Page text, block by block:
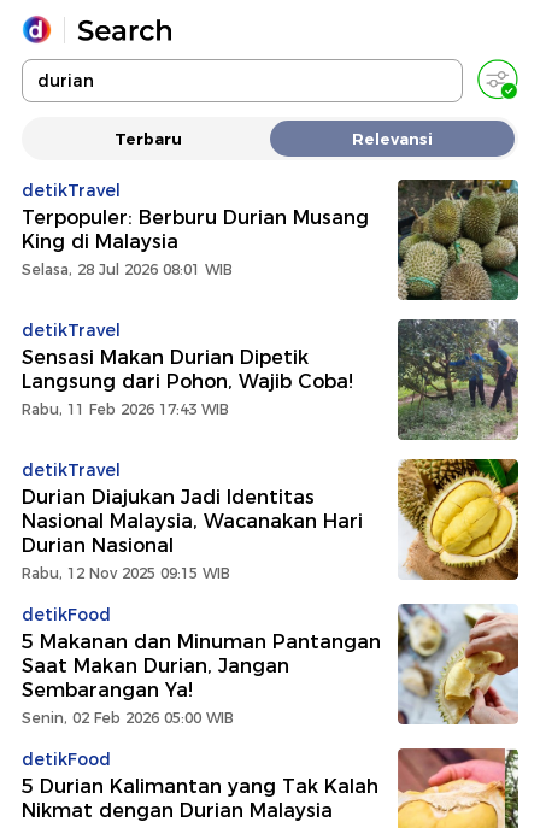
Yang sedang ramai dicari
Promoted
Terbaru Relevansi
detikTravel
Terpopuler: Berburu Durian Musang
King di Malaysia
Selasa, 28 Jul 2026 08:01 WIB
detikTravel
Sensasi Makan Durian Dipetik
Langsung dari Pohon, Wajib Coba!
Rabu, 11 Feb 2026 17:43 WIB
detikTravel
Durian Diajukan Jadi Identitas
Nasional Malaysia, Wacanakan Hari
Durian Nasional
Rabu, 12 Nov 2025 09:15 WIB
detikFood
5 Makanan dan Minuman Pantangan
Saat Makan Durian, Jangan
Sembarangan Ya!
Senin, 02 Feb 2026 05:00 WIB
detikFood
5 Durian Kalimantan yang Tak Kalah
Nikmat dengan Durian Malaysia